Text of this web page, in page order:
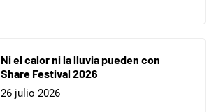
Ni el calor ni la lluvia pueden con
Share Festival 2026
26 julio 2026